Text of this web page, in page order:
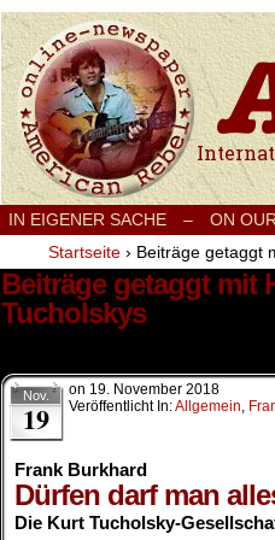
IN EIGENER SACHE – ON
Startseite › Beiträge getaggt
Beiträge getaggt mit
Tucholskys
Nov.
19
on 19. November 2018
Veröffentlicht In:Allgemein,
Frank Burkhard
Dürfen darf man
Die Kurt Tucholsky-